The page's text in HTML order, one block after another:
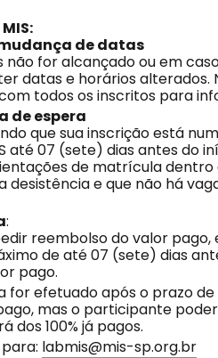
de datas
for alcançado ou em
datas e horários alterados.
todos os inscritos para
de espera
que sua inscrição está
até 07 (sete) dias antes do
de matrícula dentro
desistência e que não há
:
reembolso do valor pago,
de até 07 (sete) dias
pago.
efetuado após o prazo de
mas o participante
dos 100% já pagos.
labmis@mis-sp.org.br